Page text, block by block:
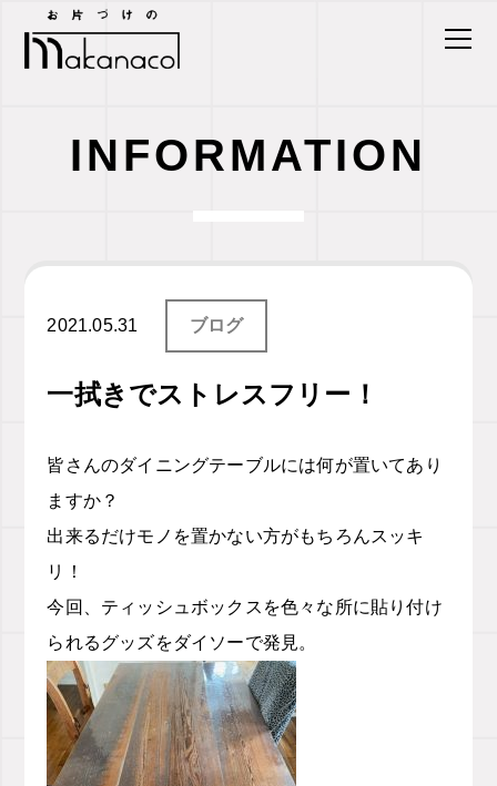
INFORMATION
2021.05.31 ブログ
一拭きでストレスフリー！
皆さんのダイニングテーブルには何が置いてあり
ますか？
出来るだけモノを置かない方がもちろんスッキ
リ！
今回、ティッシュボックスを色々な所に貼り付け
られるグッズをダイソーで発見。